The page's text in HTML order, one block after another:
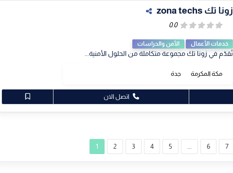
زونا تك zona techs
خدمات الأعمال الأمن والحراسات
نُقدّم في زونا تك مجموعة متكاملة من الحلول الأمنية...
مكة المكرمة جدة
اتصل الان
1 2 3 4 5 6 7